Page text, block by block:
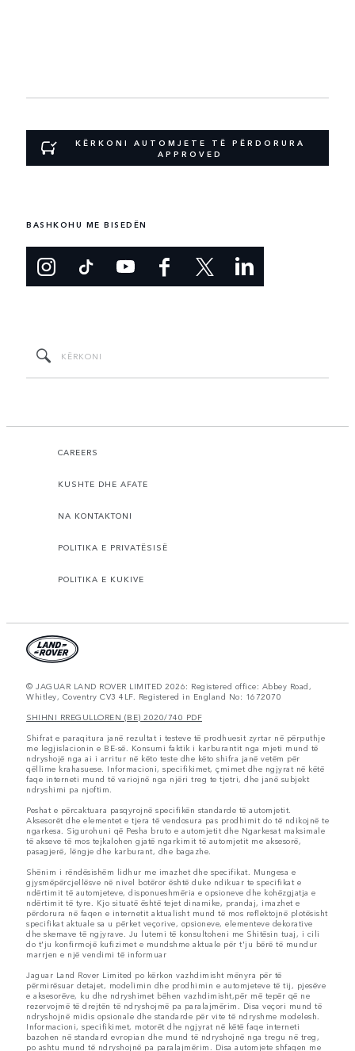
KËRKONI AUTOMJETE TË PËRDORURA
APPROVED
BASHKOHU ME BISEDËN
CAREERS
KUSHTE DHE AFATE
NA KONTAKTONI
POLITIKA E PRIVATËSISË
POLITIKA E KUKIVE
© JAGUAR LAND ROVER LIMITED 2026: Registered office: Abbey Road,
Whitley, Coventry CV3 4LF. Registered in England No: 1672070
SHIHNI RREGULLOREN (BE) 2020/740 PDF
Shifrat e paraqitura janë rezultat i testeve të prodhuesit zyrtar në përputhje
me legjislacionin e BE-së. Konsumi faktik i karburantit nga mjeti mund të
ndryshojë nga ai i arritur në këto teste dhe këto shifra janë vetëm për
qëllime krahasuese. Informacioni, specifikimet, çmimet dhe ngjyrat në këtë
faqe interneti mund të variojnë nga njëri treg te tjetri, dhe janë subjekt
ndryshimi pa njoftim.
Peshat e përcaktuara pasqyrojnë specifikën standarde të automjetit.
Aksesorët dhe elementet e tjera të vendosura pas prodhimit do të ndikojnë te
ngarkesa. Sigurohuni që Pesha bruto e automjetit dhe Ngarkesat maksimale
të akseve të mos tejkalohen gjatë ngarkimit të automjetit me aksesorë,
pasagjerë, lëngje dhe karburant, dhe bagazhe.
Shënim i rëndësishëm lidhur me imazhet dhe specifikat. Mungesa e
gjysmëpërcjellësve në nivel botëror është duke ndikuar te specifikat e
ndërtimit të automjeteve, disponueshmëria e opsioneve dhe kohëzgjatja e
ndërtimit të tyre. Kjo situatë është tejet dinamike, prandaj, imazhet e
përdorura në faqen e internetit aktualisht mund të mos reflektojnë plotësisht
specifikat aktuale sa u përket veçorive, opsioneve, elementeve dekorative
dhe skemave të ngjyrave. Ju lutemi të konsultoheni me Shitësin tuaj, i cili
do t'ju konfirmojë kufizimet e mundshme aktuale për t'ju bërë të mundur
marrjen e një vendimi të informuar
Jaguar Land Rover Limited po kërkon vazhdimisht mënyra për të
përmirësuar detajet, modelimin dhe prodhimin e automjeteve të tij, pjesëve
e aksesorëve, ku dhe ndryshimet bëhen vazhdimisht,për më tepër që ne
rezervojmë të drejtën të ndryshojmë pa paralajmërim. Disa veçori mund të
ndryshojnë midis opsionale dhe standarde për vite të ndryshme modelesh.
Informacioni, specifikimet, motorët dhe ngjyrat në këtë faqe interneti
bazohen në standard evropian dhe mund të ndryshojnë nga tregu në treg,
po ashtu mund të ndryshojnë pa paralajmërim. Disa automjete shfaqen me